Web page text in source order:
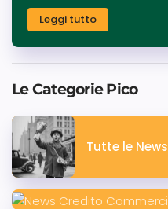
Leggi tutto
Le Categorie Pico
Tutte le News